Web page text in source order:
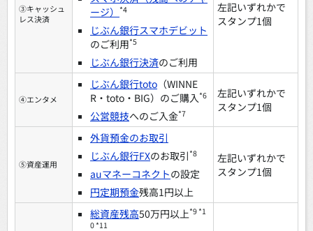
③キャッシュ
レス決済
ージ）
*4
じぶん銀行スマホデビット
のご利用*5
じぶん銀行決済のご利用
左記いずれかで
スタンプ1個
④エンタメ
じぶん銀行toto （WINNE
R・toto・BIG）のご購入*6
公営競技へのご入金*7
左記いずれかで
スタンプ1個
⑤資産運用
外貨預金のお取引
じぶん銀行FXのお取引 *8
auマネーコネクトの設定
円定期預金残高1円以上
左記いずれかで
スタンプ1個
総資産残高50万円以上*9 *1
0 *11